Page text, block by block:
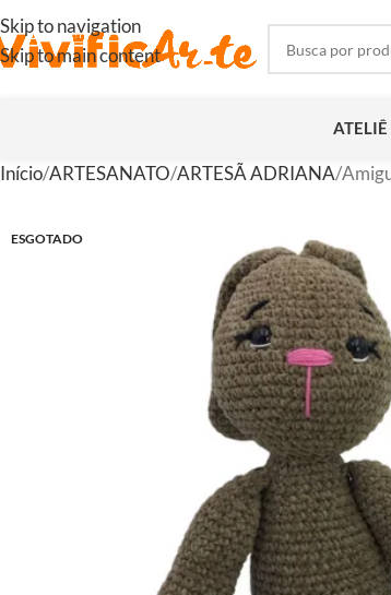
Skip to navigation
Skip to main content
ATELIÊ
Início ARTESANATO ARTESÃ ADRIANA
ESGOTADO